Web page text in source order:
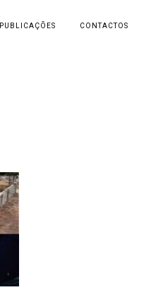
PUBLICAÇÕES CONTACTOS